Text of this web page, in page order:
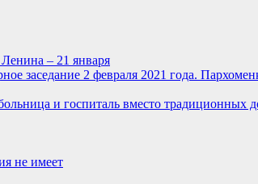
– 21 января
заседание 2 февраля 2021 года.
и госпиталь вместо традиционных
не имеет